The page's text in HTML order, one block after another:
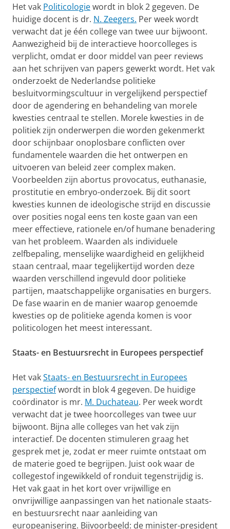
Het vak Politicologiewordt in blok 2 gegeven. De
huidige docent is dr. N. Zeegers. Per week wordt
verwacht dat je één college van twee uur bijwoont.
Aanwezigheid bij de interactieve hoorcolleges is
verplicht, omdat er door middel van peer reviews
aan het schrijven van papers gewerkt wordt. Het vak
onderzoekt de Nederlandse politieke
besluitvormingscultuur in vergelijkend perspectief
door de agendering en behandeling van morele
kwesties centraal te stellen. Morele kwesties in de
politiek zijn onderwerpen die worden gekenmerkt
door schijnbaar onoplosbare conflicten over
fundamentele waarden die het ontwerpen en
uitvoeren van beleid zeer complex maken.
Voorbeelden zijn abortus provocatus, euthanasie,
prostitutie en embryo-onderzoek. Bij dit soort
kwesties kunnen de ideologische strijd en discussie
over posities nogal eens ten koste gaan van een
meer effectieve, rationele en/of humane benadering
van het probleem. Waarden als individuele
zelfbepaling, menselijke waardigheid en gelijkheid
staan centraal, maar tegelijkertijd worden deze
waarden verschillend ingevuld door politieke
partijen, maatschappelijke organisaties en burgers.
De fase waarin en de manier waarop genoemde
kwesties op de politieke agenda komen is voor
politicologen het meest interessant.
Staats- en Bestuursrecht in Europees perspectief
Het vakStaats- en Bestuursrecht in Europees
perspectiefwordt in blok 4 gegeven. De huidige
coördinator is mr. M. Duchateau. Per week wordt
verwacht dat je twee hoorcolleges van twee uur
bijwoont. Bijna alle colleges van het vak zijn
interactief. De docenten stimuleren graag het
gesprek met je, zodat er meer ruimte ontstaat om
de materie goed te begrijpen. Juist ook waar de
collegestof ingewikkeld of ronduit tegenstrijdig is.
Het vak gaat in het kort over vrijwillige en
onvrijwillige aanpassingen van het nationale staats-
en bestuursrecht naar aanleiding van
europeanisering. Bijvoorbeeld: de minister-president